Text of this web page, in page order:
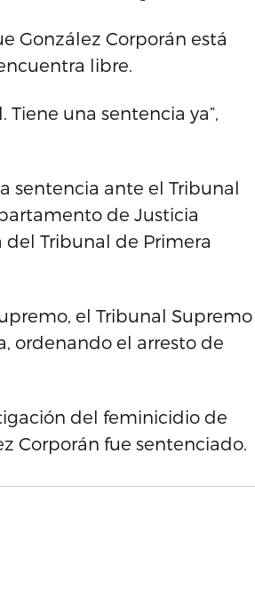
González Corporán está
libre.
Tiene una sentencia ya”,
sentencia ante el Tribunal
de Justicia
Tribunal de Primera
el Tribunal Supremo
ordenando el arresto de
del feminicidio de
Corporán fue sentenciado.